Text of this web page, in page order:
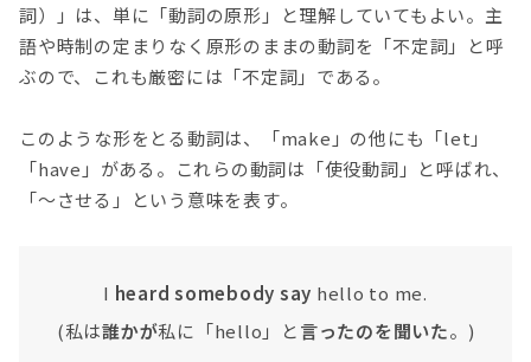
詞）」は、単に「動詞の原形」と理解していてもよい。主
語や時制の定まりなく原形のままの動詞を「不定詞」と呼
ぶので、これも厳密には「不定詞」である。
このような形をとる動詞は、「make」の他にも「let」
「have」がある。これらの動詞は「使役動詞」と呼ばれ、
「〜させる」という意味を表す。
I heard somebody say hello to me.
(私は誰かが私に「hello」と言ったのを聞いた。)